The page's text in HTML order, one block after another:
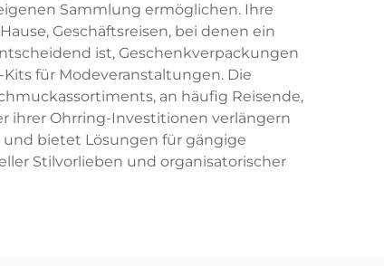
Sammlung ermöglichen. Ihre
Geschäftsreisen, bei denen ein
ist, Geschenkverpackungen
für Modeveranstaltungen. Die
an häufig Reisende,
ihrer Ohrring-Investitionen verlängern
bietet Lösungen für gängige
Stilvorlieben und organisatorischer